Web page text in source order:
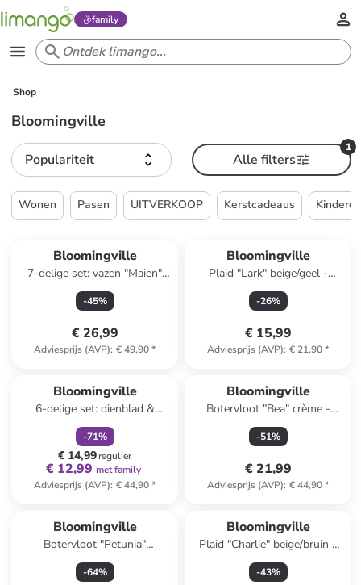
family
Shop
Bloomingville
Populariteit
1
Alle filters
Wonen Pasen UITVERKOOP Kerstcadeaus
Bloomingville
7-delige set: vazen "Maien"
meerkleurig
-45%
€ 26,99
Adviesprijs (AVP): € 49,90*
Bloomingville
Plaid "Lark" beige/geel -
(L)160 x (B)130 cm
-26%
€ 15,99
Adviesprijs (AVP): € 21,90*
Bloomingville
6-delige set: dienblad &
decoratie "Sanga"
goudkleurig-
(B)22x(H)21x(D)22cm
-71%
€ 14,99regulier
€ 12,99 met family
Adviesprijs (AVP): € 44,90*
Bloomingville
Botervloot "Bea" crème -
(H)10 x Ø 15 cm
-51%
€ 21,99
Adviesprijs (AVP): € 44,90*
Bloomingville
Botervloot "Petunia"
blauw/wit - (B)17 x (H)7 x
(D)12 cm
-64%
Bloomingville
Plaid "Charlie" beige/bruin -
(L)160 x (B)130 cm
-43%